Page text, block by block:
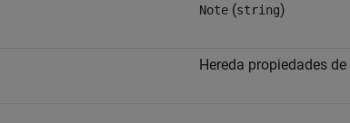
Note (string)
Hereda propiedades de